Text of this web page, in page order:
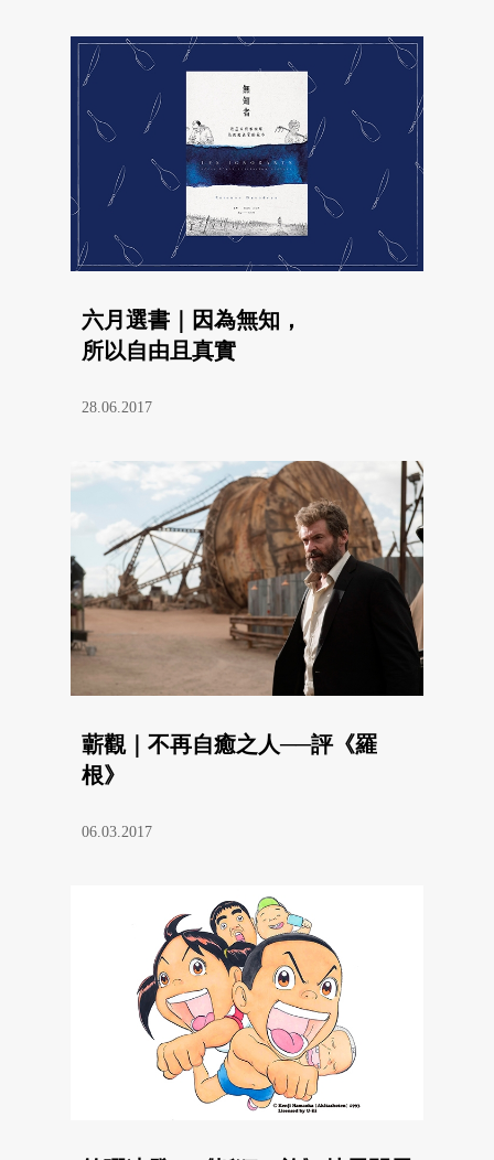
六月選書｜因為無知，
所以自由且真實
28.06.2017
蘄觀｜不再自癒之人──評《羅
根》
06.03.2017